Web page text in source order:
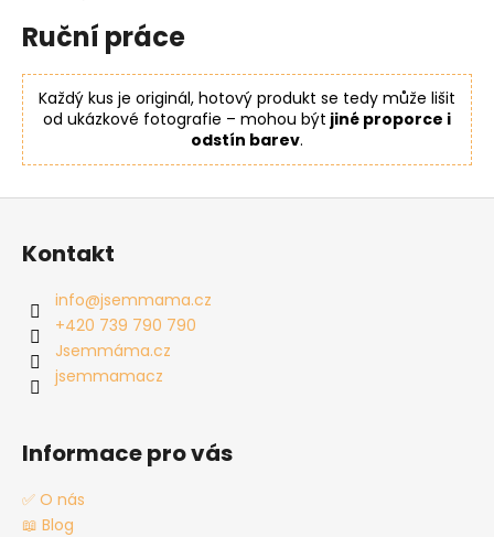
Ruční práce
Každý kus je originál, hotový produkt se tedy může lišit
od ukázkové fotografie – mohou být jiné proporce i
odstín barev.
Z
Kontakt
info@jsemmama.cz
+420 739 790 790
Jsemmáma.cz
jsemmamacz
Informace pro vás
✅ O nás
📖 Blog